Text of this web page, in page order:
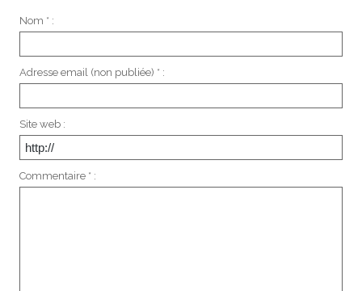
Nom * :
Adresse email (non publiée) * :
Site web :
Commentaire * :